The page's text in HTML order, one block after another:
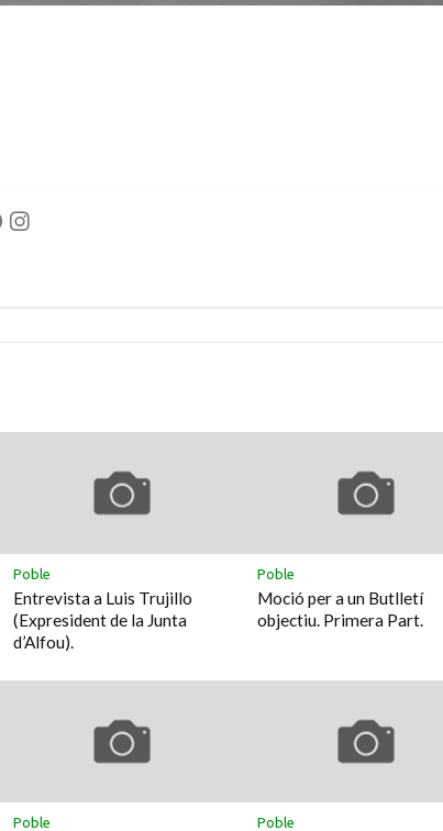
Facebook
Poble
Entrevista a Luis Trujillo
(Expresident de la Junta
d’Alfou).
Poble
Moció per a un Butlletí
objectiu. Primera Part.
Poble Poble